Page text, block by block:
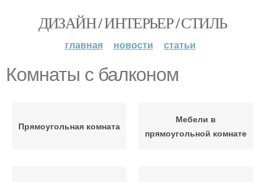
ДИЗАЙН / ИНТЕРЬЕР / СТИЛЬ
главная новости статьи
Комнаты с балконом
Прямоугольная комната
Мебели в
прямоугольной комнате